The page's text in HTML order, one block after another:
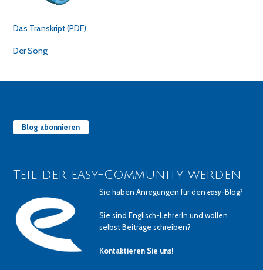
Das Transkript (PDF)
Der Song
Blog abonnieren
Teil der easy-Community werden
Sie haben Anregungen für deneasy-Blog?
Sie sind Englisch-LehrerIn und wollen
selbst Beiträge schreiben?
Kontaktieren Sie uns!